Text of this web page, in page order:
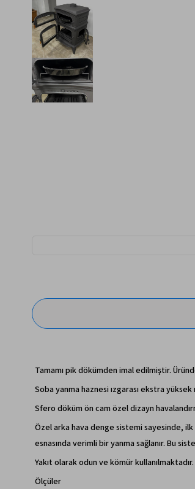
Tamamı pik dökümden imal edilmiştir.
Soba yanma haznesi ızgarası ekstra
Sfero döküm ön cam özel dizayn
Özel arka hava denge sistemi sayesinde, ilk
esnasında verimli bir yanma sağlanır. Bu
Yakıt olarak odun ve kömür kullanılmaktadır.
Ölçüler